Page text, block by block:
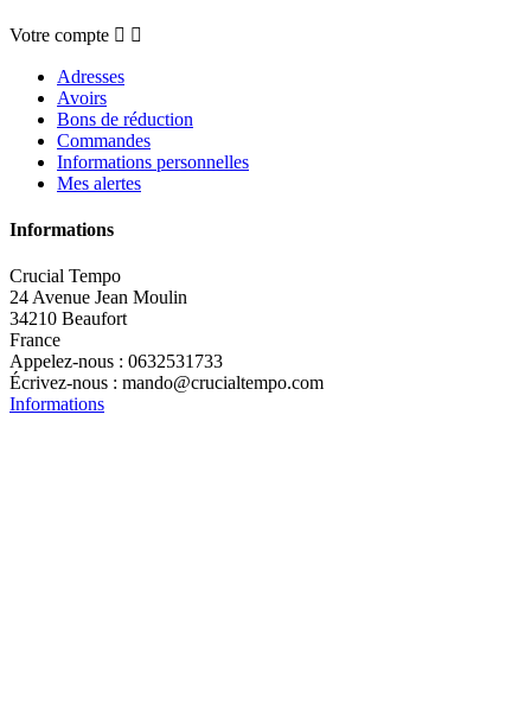
Votre compte  
Adresses
Avoirs
Bons de réduction
Commandes
Informations personnelles
Mes alertes
Informations
Crucial Tempo
24 Avenue Jean Moulin
34210 Beaufort
France
Appelez-nous : 0632531733
Écrivez-nous : mando@crucialtempo.com
Informations